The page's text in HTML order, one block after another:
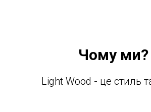
Чому ми?
Light Wood - це стиль